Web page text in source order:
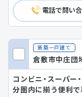
電話で問い
新築一戸建て
倉敷市中庄団
コンビニ・スーパ
分圏内に揃う便利